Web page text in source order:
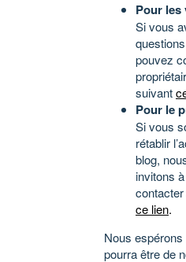
Pour
Si vous
pouvez
suivant
Pour le
Si vous
rétablir
blog,
invitons
ce lien.
Nous
pourra être de